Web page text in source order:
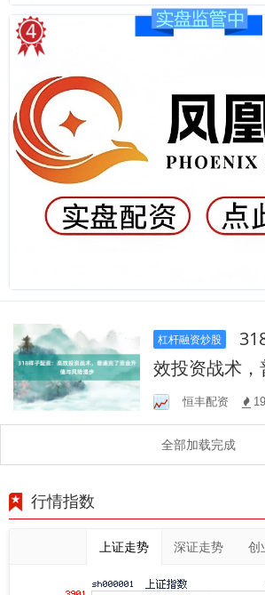
杠杆融资炒股
效投资战术
升值与风险漫
恒丰配资
全部加载完成
行情指数
上证走势 深证走势 创